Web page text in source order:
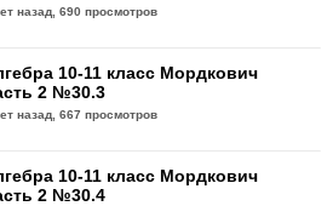
назад,690 просмотров
10-11 класс Мордкович
2 №30.3
назад,667 просмотров
10-11 класс Мордкович
2 №30.4